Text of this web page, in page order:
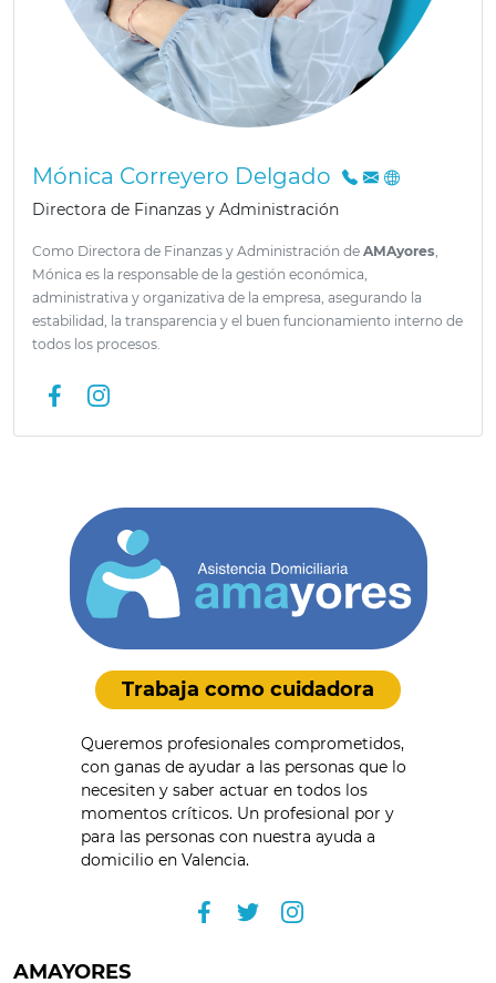
Mónica Correyero Delgado
Directora de Finanzas y Administración
Como Directora de Finanzas y Administración de AMAyores
Mónica es la responsable de la gestión económica,
administrativa y organizativa de la empresa, asegurando la
estabilidad, la transparencia y el buen funcionamiento interno de
todos los procesos.
Trabaja como cuidadora
Queremos profesionales comprometidos,
con ganas de ayudar a las personas que lo
necesiten y saber actuar en todos los
momentos críticos. Un profesional por y
para las personas con nuestra ayuda a
domicilio en Valencia.
AMAYORES